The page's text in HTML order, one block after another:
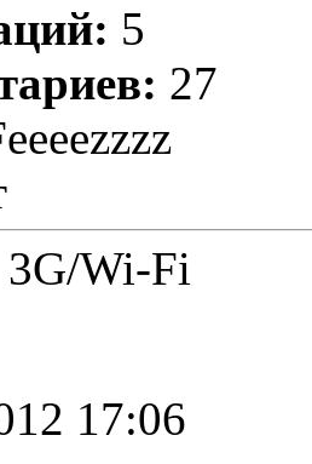
5
27
3G/Wi-Fi
17:06